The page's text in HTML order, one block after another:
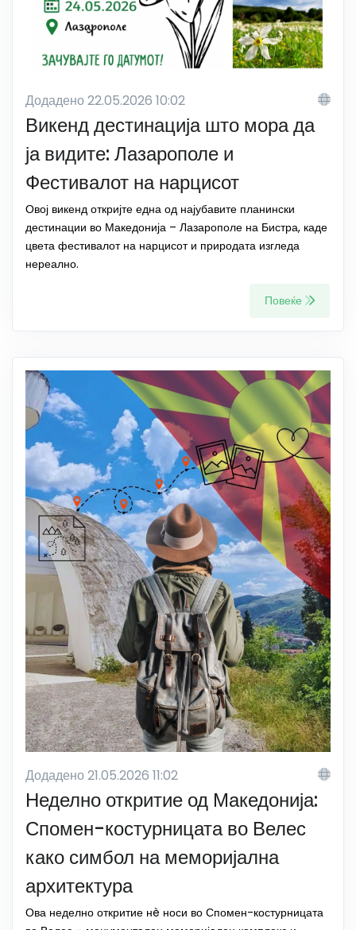
Додадено 22.05.2026 10:02
Викенд дестинација што мора да
ја видите: Лазарополе и
Фестивалот на нарцисот
Овој викенд откријте една од најубавите планински
дестинации во Македонија – Лазарополе на Бистра, каде
цвета фестивалот на нарцисот и природата изгледа
нереално.
Повеќе
Додадено 21.05.2026 11:02
Неделно откритие од Македонија:
Спомен-костурницата во Велес
како симбол на меморијална
архитектура
Ова неделно откритие нè носи во Спомен-костурницата